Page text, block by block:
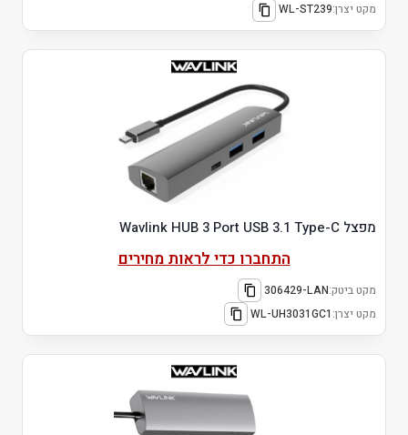
מקט יצרן:WL-ST239
מפצל Wavlink HUB 3 Port USB 3.1 Type-C
התחברו כדי לראות מחירים
מקט ביטק:306429-LAN
מקט יצרן: WL-UH3031GC1